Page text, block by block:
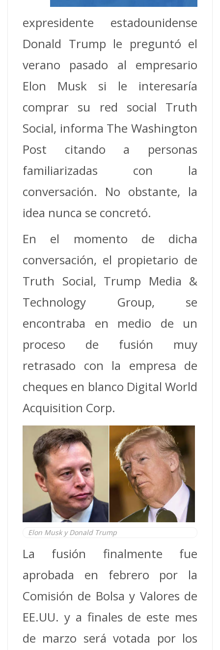
expresidente estadounidense
Donald Trump le preguntó el
verano pasado al empresario
Elon Musk si le interesaría
comprar su red social Truth
Social, informa The Washington
Post citando a personas
familiarizadas con la
conversación. No obstante, la
idea nunca se concretó.
En el momento de dicha
conversación, el propietario de
Truth Social, Trump Media &
Technology Group, se
encontraba en medio de un
proceso de fusión muy
retrasado con la empresa de
cheques en blanco Digital World
Acquisition Corp.
Elon Musk y Donald Trump
La fusión finalmente fue
aprobada en febrero por la
Comisión de Bolsa y Valores de
EE.UU. y a finales de este mes
de marzo será votada por los